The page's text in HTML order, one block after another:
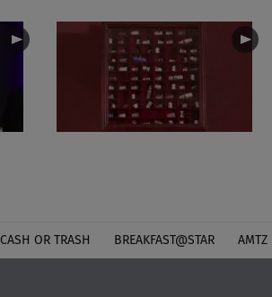
CASH OR TRASH BREAKFAST@STAR ΑΜΤΖ